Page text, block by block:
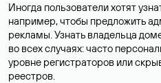
Иногда пользователи хотят
например, чтобы предложить
рекламы. Узнать владельца
во всех случаях: часто
уровне регистраторов или
реестров.